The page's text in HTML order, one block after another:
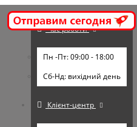
Час роботи
Пн -Пт: 09:00 - 18:00
Cб-Нд: вихідний день
Клієнт-центр